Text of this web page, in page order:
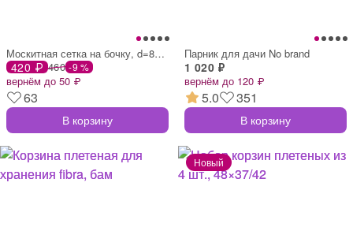
Москитная сетка на бочку, d=80 см, с зат
420 ₽ 460 -9 %
вернём до 50 ₽
63
В корзину
Парник для дачи No brand
1 020 ₽
вернём до 120 ₽
5.0 351
В корзину